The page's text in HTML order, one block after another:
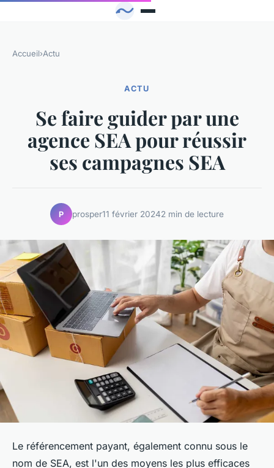
Accueil›Actu
ACTU
Se faire guider par une
agence SEA pour réussir
ses campagnes SEA
P prosper11 février 20242 min de lecture
Le référencement payant, également connu sous le
nom de SEA, est l'un des moyens les plus efficaces